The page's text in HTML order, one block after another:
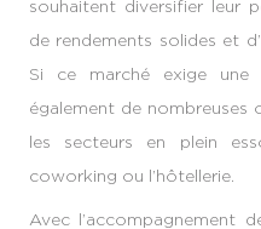
souhaitent diversifier leur
de rendements solides et
Si ce marché exige une
également de nombreuses
les secteurs en plein
coworking ou l’hôtellerie.
Avec l’accompagnement